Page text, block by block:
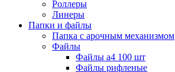
Роллеры
Линеры
Папки и файлы
Папка с арочным механизмом
Файлы
Файлы а4 100 шт
Файлы рифленые